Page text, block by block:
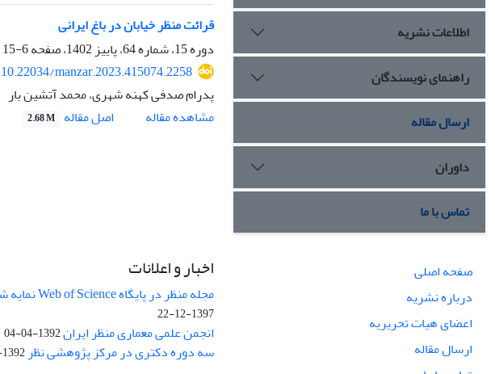
قرائت منظر خیابان در باغ ایرانی
دوره 15، شماره 64، پاییز 1402، صفحه
6-15
manzar.2023.415074.2258
پدرام صدفی کهنه شهری، محمد آتشین بار
مشاهده مقاله
اصل مقاله 2.68 M
اطلاعات نشریه
راهنمای نویسندگان
ارسال مقاله
داوران
تماس با ما
صفحه اصلی
درباره نشریه
اعضای هیات تحریریه
ارسال مقاله
اخبار و اعلانات
مجله منظر در پایگاه Web of Science نمایه شد.
1397-12-22
انجمن علمی معماری منظر ایران1392-04-04
سه دوره دکتری در مرکز پژوهشی نظر1392-04-04